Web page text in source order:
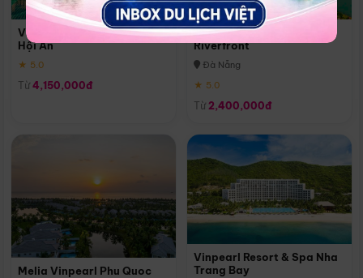
Vinpearl Resort & Golf Nam
Hội An
★ 5.0
Từ 4,150,000đ
Melia Vinpearl Danang
Riverfront
Đà Nẵng
★ 5.0
Từ 2,400,000đ
Melia Vinpearl Phu Quoc
Vinpearl Resort & Spa Nha
Trang Bay